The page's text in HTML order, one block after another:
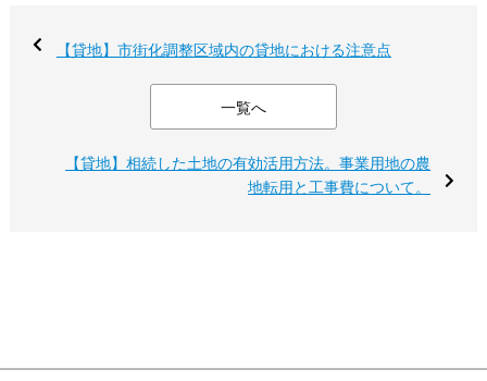
【貸地】市街化調整区域内の貸地における注意点
一覧へ
【貸地】相続した土地の有効活用方法。事業用地の農
地転用と工事費について。